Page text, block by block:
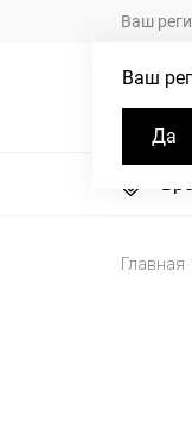
Ваш
Ваш
Да
Главная